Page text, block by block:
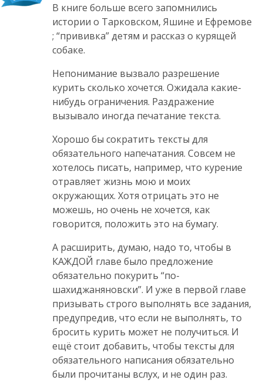
В книге больше всего запомнились
истории о Тарковском, Яшине и Ефремове
; “прививка” детям и рассказ о курящей
собаке.
Непонимание вызвало разрешение
курить сколько хочется. Ожидала какие-
нибудь ограничения. Раздражение
вызывало иногда печатание текста.
Хорошо бы сократить тексты для
обязательного напечатания. Совсем не
хотелось писать, например, что курение
отравляет жизнь мою и моих
окружающих. Хотя отрицать это не
можешь, но очень не хочется, как
говорится, положить это на бумагу.
А расширить, думаю, надо то, чтобы в
КАЖДОЙ главе было предложение
обязательно покурить “по-
шахиджаняновски”. И уже в первой главе
призывать строго выполнять все задания,
предупредив, что если не выполнять, то
бросить курить может не получиться. И
ещё стоит добавить, чтобы тексты для
обязательного написания обязательно
были прочитаны вслух, и не один раз.